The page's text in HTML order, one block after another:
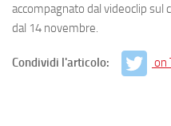
accompagnato dal videoclip sul
dal 14 novembre.
Condividi l'articolo: on